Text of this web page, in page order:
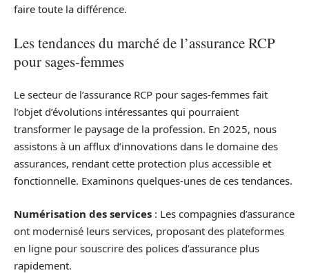
faire toute la différence.
Les tendances du marché de l’assurance RCP
pour sages-femmes
Le secteur de l’assurance RCP pour sages-femmes fait
l’objet d’évolutions intéressantes qui pourraient
transformer le paysage de la profession. En 2025, nous
assistons à un afflux d’innovations dans le domaine des
assurances, rendant cette protection plus accessible et
fonctionnelle. Examinons quelques-unes de ces tendances.
Numérisation des services : Les compagnies d’assurance
ont modernisé leurs services, proposant des plateformes
en ligne pour souscrire des polices d’assurance plus
rapidement.